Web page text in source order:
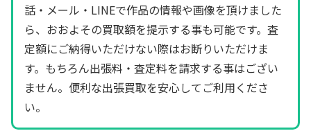
話・メール・LINEで作品の情報や画像を頂けました
ら、おおよその買取額を提示する事も可能です。査
定額にご納得いただけない際はお断りいただけま
す。もちろん出張料・査定料を請求する事はござい
ません。便利な出張買取を安心してご利用くださ
い。